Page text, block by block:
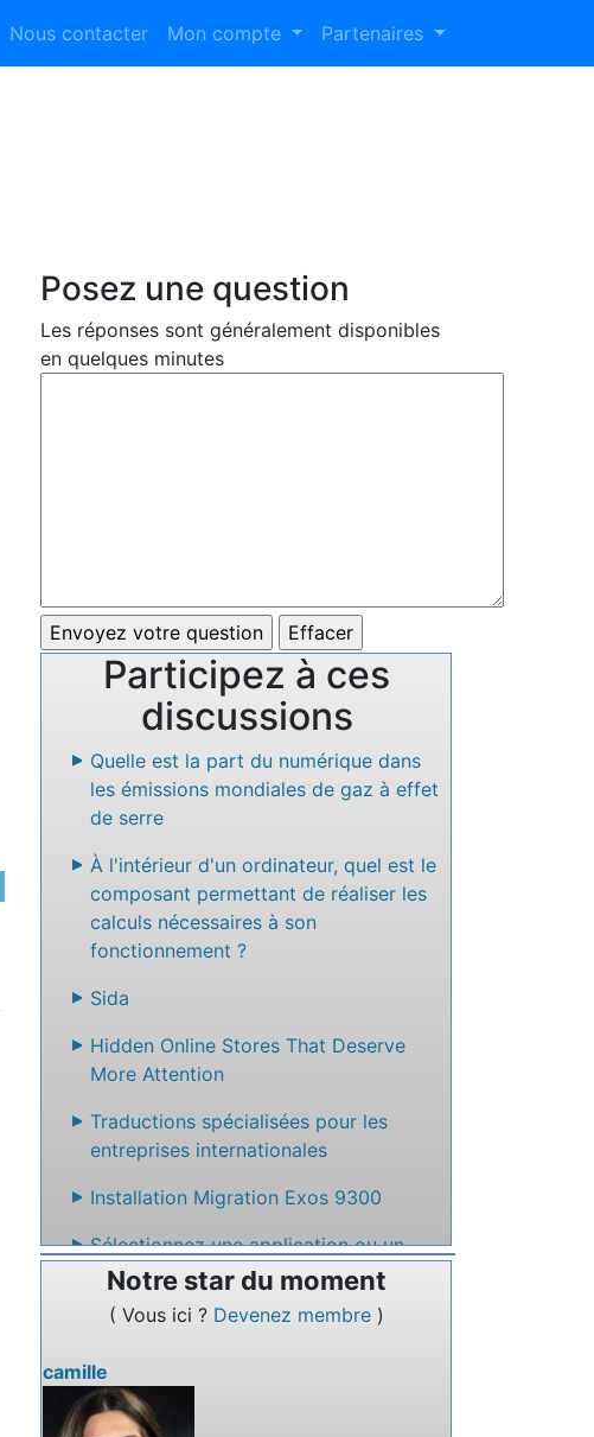
Nous contacter Mon compte Partenaires
Posez une question
Les réponses sont généralement disponibles
en quelques minutes
Participez à ces
discussions
Quelle est la part du numérique dans
les émissions mondiales de gaz à effet
de serre
À l'intérieur d'un ordinateur, quel est le
composant permettant de réaliser les
calculs nécessaires à son
fonctionnement ?
Sida
Hidden Online Stores That Deserve
More Attention
Traductions spécialisées pour les
entreprises internationales
Installation Migration Exos 9300
Sélectionnez une application ou un
service en ligne qui permet de créer un
site web facilement sans code
de rédiger des textes à plusieurs.
Notre star du moment
( Vous ici ? Devenez membre )
camille